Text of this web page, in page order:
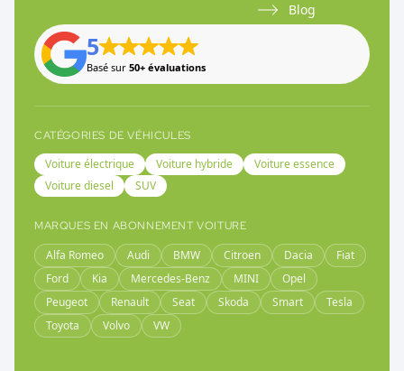
Blog
5
Basé sur 50+ évaluations
CATÉGORIES DE VÉHICULES
Voiture électrique Voiture hybride
Voiture essence
Voiture diesel
SUV
MARQUES EN ABONNEMENT VOITURE
Alfa Romeo Audi BMW Citroen Dacia
Fiat
Ford
Kia Mercedes-Benz MINI
Opel
Peugeot
Renault Seat Skoda Smart
Tesla
Toyota
Volvo VW